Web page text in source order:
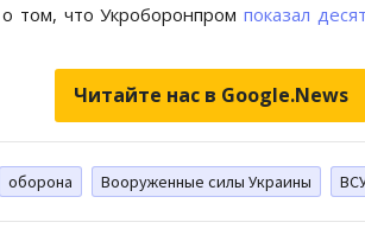
том, что Укроборонпром показал
Читайте нас в Google.News
оборона Вооруженные силы Украины